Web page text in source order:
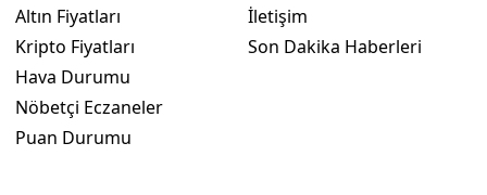
Altın Fiyatları
Kripto Fiyatları
Hava Durumu
Nöbetçi Eczaneler
Puan Durumu
İletişim
Son Dakika Haberleri